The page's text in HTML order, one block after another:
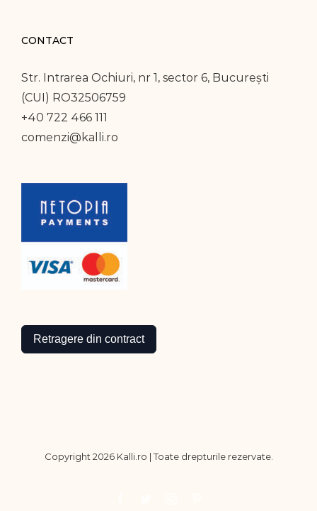
CONTACT
Str. Intrarea Ochiuri, nr 1, sector 6, București
(CUI) RO32506759
+40 722 466 111
comenzi@kalli.ro
Retragere din contract
Copyright 2026 Kalli.ro | Toate drepturile rezervate.